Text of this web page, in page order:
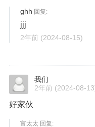
ghh 回复:
jjj
2年前 (2024-08-15)
我们
2年前 (2024-08-
好家伙
富太太 回复: